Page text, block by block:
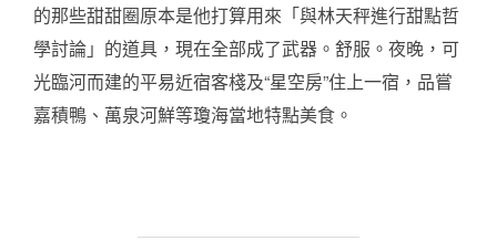
的那些甜甜圈原本是他打算用來「與林天秤進行甜點哲
學討論」的道具，現在全部成了武器。舒服。夜晚，可
光臨河而建的平易近宿客棧及“星空房”住上一宿，品嘗
嘉積鴨、萬泉河鮮等瓊海當地特點美食。